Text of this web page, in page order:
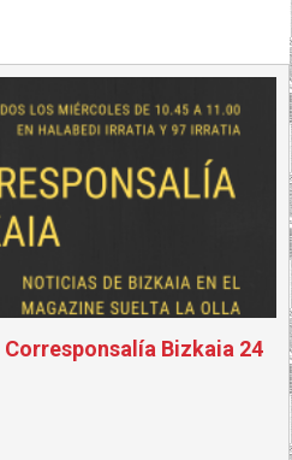
Bizkaia 24